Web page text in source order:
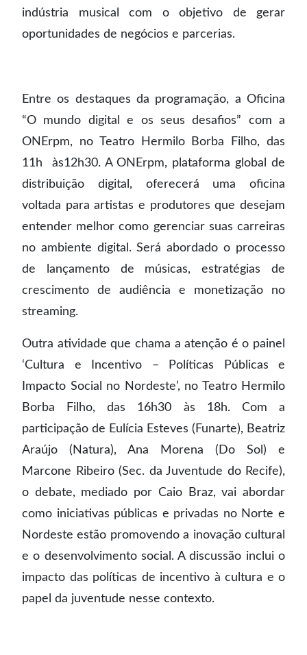
indústria musical com o objetivo de gerar
oportunidades de negócios e parcerias.
Entre os destaques da programação, a Oficina
“O mundo digital e os seus desafios” com a
ONErpm, no Teatro Hermilo Borba Filho, das
11h às12h30. A ONErpm, plataforma global de
distribuição digital, oferecerá uma oficina
voltada para artistas e produtores que desejam
entender melhor como gerenciar suas carreiras
no ambiente digital. Será abordado o processo
de lançamento de músicas, estratégias de
crescimento de audiência e monetização no
streaming.
Outra atividade que chama a atenção é o painel
‘Cultura e Incentivo – Políticas Públicas e
Impacto Social no Nordeste’, no Teatro Hermilo
Borba Filho, das 16h30 às 18h. Com a
participação de Eulícia Esteves (Funarte), Beatriz
Araújo (Natura), Ana Morena (Do Sol) e
Marcone Ribeiro (Sec. da Juventude do Recife),
o debate, mediado por Caio Braz, vai abordar
como iniciativas públicas e privadas no Norte e
Nordeste estão promovendo a inovação cultural
e o desenvolvimento social. A discussão inclui o
impacto das políticas de incentivo à cultura e o
papel da juventude nesse contexto.